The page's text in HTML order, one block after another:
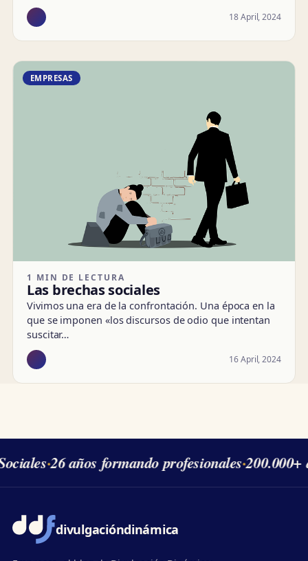
18 April, 2024
EMPRESAS
1 MIN DE LECTURA
Las brechas sociales
Vivimos una era de la confrontación. Una época en la
que se imponen «los discursos de odio que intentan
suscitar…
16 April, 2024
·26 años formando profesionales·200.000+
divulgacióndinámica